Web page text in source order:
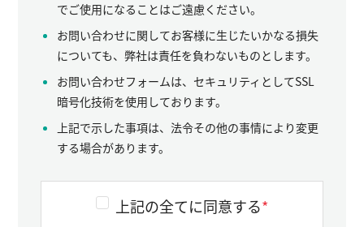
でご使用になることはご遠慮ください。
お問い合わせに関してお客様に生じたいかなる損失
についても、弊社は責任を負わないものとします。
お問い合わせフォームは、セキュリティとしてSSL
暗号化技術を使用しております。
上記で示した事項は、法令その他の事情により変更
する場合があります。
上記の全てに同意する*